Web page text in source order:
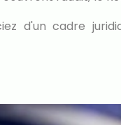
d'un cadre